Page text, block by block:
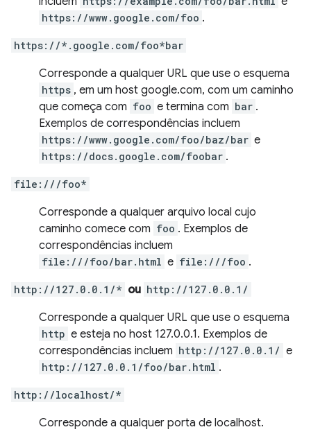
https://www.google.com/foo .
https://*.google.com/foo*bar
Corresponde a qualquer URL que use o esquema
https , em um host google.com, com um caminho
que começa com foo e termina com bar .
Exemplos de correspondências incluem
https://www.google.com/foo/baz/bar e
https://docs.google.com/foobar .
file:///foo*
Corresponde a qualquer arquivo local cujo
caminho comece com foo . Exemplos de
correspondências incluem
file:///foo/bar.html e file:///foo .
http://127.0.0.1/* ou http://127.0.0.1/
Corresponde a qualquer URL que use o esquema
http e esteja no host 127.0.0.1. Exemplos de
correspondências incluem http://127.0.0.1/ e
http://127.0.0.1/foo/bar.html .
http://localhost/*
Corresponde a qualquer porta de localhost.